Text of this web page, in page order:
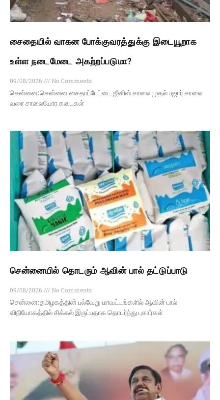
சைதையில் வாகன போக்குவரத்துக்கு இடையூறாக
உள்ள நடைமேடை அகற்றப்படுமா?
09/08/2026
No Comments
சென்னை:சென்னை சைதாப்பேட்டை ஜீனிஸ் சாலை முதல் பஜார் சாலை
வரை சாலையோர கடைகள்
சென்னையில் தொடரும் ஆவின் பால் தட்டுப்பாடு
09/08/2026
No Comments
சென்னை:தமிழகத்தின் பல்வேறு மாவட்டங்களில் ஆவின் பால்
விநியோகத்தில் சிக்கல் இருப்பதாக தொடர்ந்து புகார்கள்